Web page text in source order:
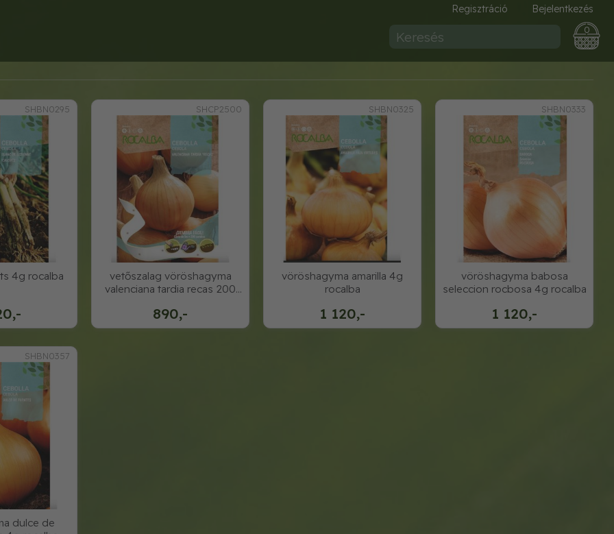
Regisztráció Bejelentkezés
0
SHBN0295
4g rocalba
SHCP2500
890,-
vetőszalag vöröshagyma
valenciana tardia recas 200
SHBN0325
1 120,-
vöröshagyma amarilla 4g
rocalba
SHBN0333
1 120,-
vöröshagyma babosa
seleccion rocbosa 4g rocalba
SHBN0357
dulce de